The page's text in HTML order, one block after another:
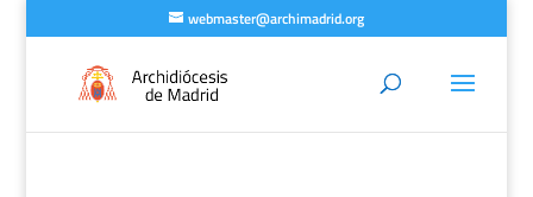
webmaster@archimadrid.org